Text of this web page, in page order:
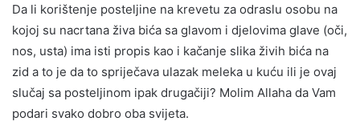
Da li korištenje posteljine na krevetu za odraslu osobu na
kojoj su nacrtana živa bića sa glavom i djelovima glave (oči,
nos, usta) ima isti propis kao i kačanje slika živih bića na
zid a to je da to spriječava ulazak meleka u kuću ili je ovaj
slučaj sa posteljinom ipak drugačiji? Molim Allaha da Vam
podari svako dobro oba svijeta.